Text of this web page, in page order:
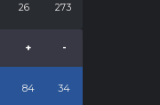
26 273
+ -
84 34